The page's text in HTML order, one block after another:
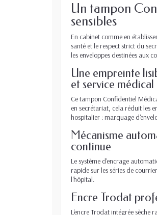
Un tampon
sensibles
En cabinet comme en
santé et le respect strict du
les enveloppes destinées aux
Une empreinte
et service médical
Ce tampon Confidentiel
en secrétariat, cela réduit les
hospitalier : marquage
Mécanisme
continue
Le système d'encrage
rapide sur les séries de
l'hôpital.
Encre Trodat
L'encre Trodat intégrée sèche